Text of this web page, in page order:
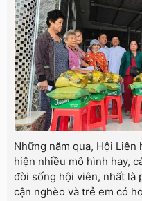
Những năm qua, Hội
hiện nhiều mô hình hay,
đời sống hội viên, nhất là
cận nghèo và trẻ em có